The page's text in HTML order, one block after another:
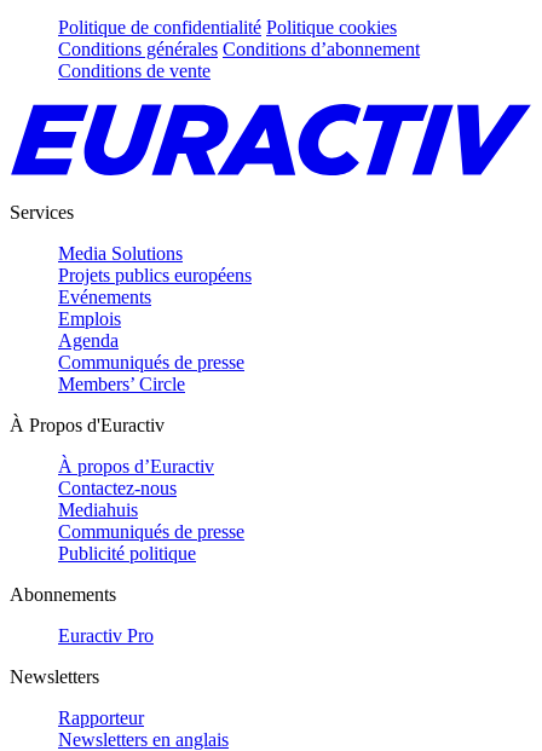
Politique de confidentialité Politique cookies
Conditions générales Conditions d’abonnement
Conditions de vente
Services
Media Solutions
Projets publics européens
Evénements
Emplois
Agenda
Communiqués de presse
Members’ Circle
À Propos d'Euractiv
À propos d’Euractiv
Contactez-nous
Mediahuis
Communiqués de presse
Publicité politique
Abonnements
Euractiv Pro
Newsletters
Rapporteur
Newsletters en anglais